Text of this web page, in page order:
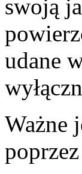
swoją
udane
Ważne